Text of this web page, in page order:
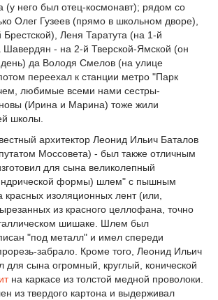
(у него был отец-космонавт); рядом со
Олег Гузеев (прямо в школьном дворе),
Леня Таратута (на 1-й
Шавердян - на 2-й Тверской-Ямской (он
да Володя Смелов (на улице
переехал к станции метро "Парк
любимые всеми нами сестры-
(Ирина и Марина) тоже жили
школы.
архитектор Леонид Ильич Баталов
Моссовета) - был также отличным
для сына великолепный
формы) шлем" с пышным
красных изоляционных лент (или,
из красного целлофана, точно
шишаке. Шлем был
"под металл" и имел спереди
забрало. Кроме того, Леонид Ильич
для сына огромный, круглый, конической
на каркасе из толстой медной проволоки.
из твердого картона и выдерживал